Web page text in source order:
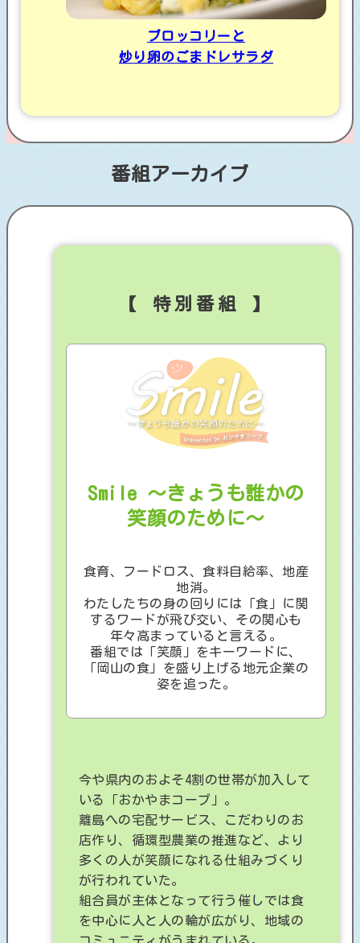
ブロッコリーと
炒り卵のごまドレサラダ
番組アーカイブ
【 特別番組 】
Smile ～きょうも誰かの
笑顔のために～
食育、フードロス、食料自給率、地産
地消。
わたしたちの身の回りには「食」に関
するワードが飛び交い、その関心も
年々高まっていると言える。
番組では「笑顔」をキーワードに、
「岡山の食」を盛り上げる地元企業の
姿を追った。
今や県内のおよそ4割の世帯が加入して
いる「おかやまコープ」。
離島への宅配サービス、こだわりのお
店作り、循環型農業の推進など、より
多くの人が笑顔になれる仕組みづくり
が行われていた。
組合員が主体となって行う催しでは食
を中心に人と人の輪が広がり、地域の
コミュニティがうまれている。